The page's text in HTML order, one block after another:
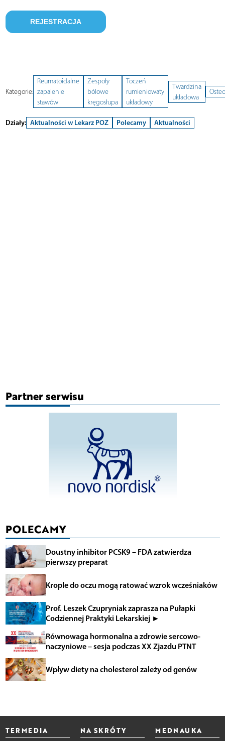
REJESTRACJA
Kategorie:
Reumatoidalne
zapalenie
stawów
Zespoły
bólowe
kręgosłupa
Toczeń
rumieniowaty
układowy
Twardzina
układowa
Działy: Aktualności w Lekarz POZ Polecamy Aktualności
Partner serwisu
POLECAMY
Doustny inhibitor PCSK9 – FDA zatwierdza
pierwszy preparat
Krople do oczu mogą ratować wzrok wcześniaków
Prof. Leszek Czupryniak zaprasza na Pułapki
Codziennej Praktyki Lekarskiej ►
Równowaga hormonalna a zdrowie sercowo-
naczyniowe – sesja podczas XX Zjazdu PTNT
Wpływ diety na cholesterol zależy od genów
TERMEDIA NA SKRÓTY MEDNAUKA